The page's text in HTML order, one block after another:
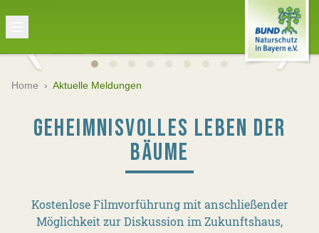
Home › Aktuelle Meldungen
GEHEIMNISVOLLES LEBEN DER
BÄUME
Kostenlose Filmvorführung mit anschließender
Möglichkeit zur Diskussion im Zukunftshaus,